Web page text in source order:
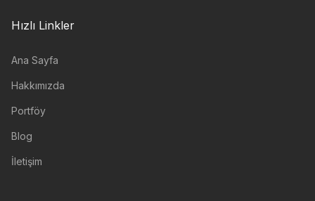
Hızlı Linkler
Ana Sayfa
Hakkımızda
Portföy
Blog
İletişim